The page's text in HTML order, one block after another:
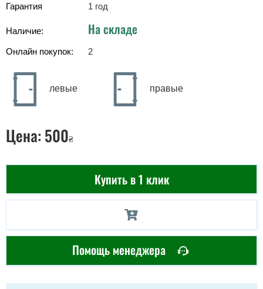
Гарантия
1 год
Наличие: На складе
Онлайн покупок: 2
левые правые
Цена: 500₴
Купить в 1 клик
Помощь менеджера